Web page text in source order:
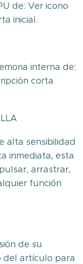
de: Ver icono
inicial.
interna de:
corta
alta sensibilidad
inmediata, esta
arrastrar,
función
de su
del artículo para